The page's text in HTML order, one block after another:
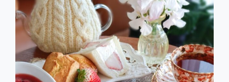
お
花
の
バ
ス
ケ
ッ